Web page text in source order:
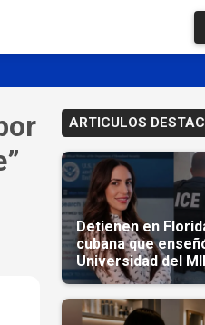
ARTICULOS
Detienen en
cubana que
Universidad del
de diplomático